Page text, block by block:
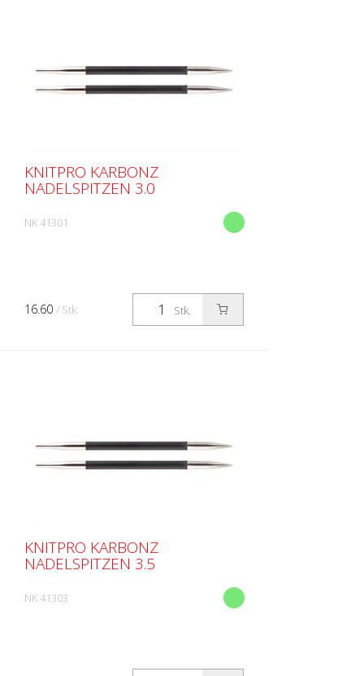
KNITPRO KARBONZ
NADELSPITZEN 3.0
NK 41301
Stk.
16.60 / Stk.
KNITPRO KARBONZ
NADELSPITZEN 3.5
NK 41303